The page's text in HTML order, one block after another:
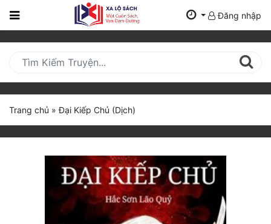
Trang
Mới
Cập
Nhật
(current)
Đăng nhập
Trang chủ »Đại Kiếp Chủ (Dịch)